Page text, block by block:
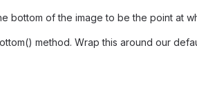
bottom of the image to be the point at
method. Wrap this around our